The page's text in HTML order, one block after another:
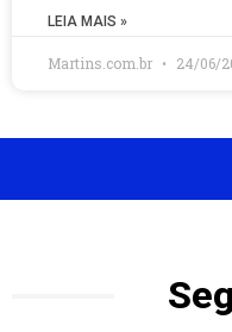
LEIA MAIS »
Martins.com.br 24/06/